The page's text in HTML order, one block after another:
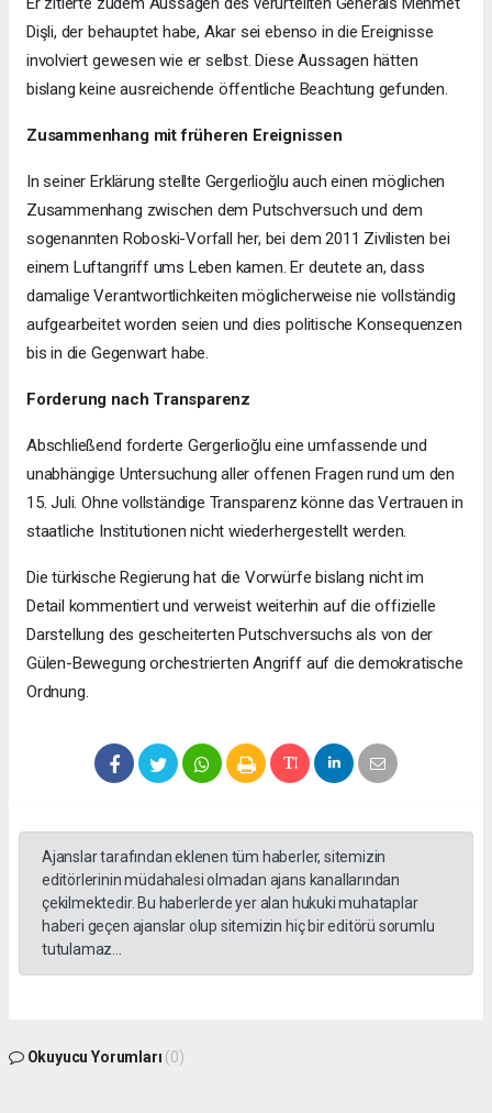
Dişli, der behauptet habe, Akar sei ebenso in die Ereignisse
involviert gewesen wie er selbst. Diese Aussagen hätten
bislang keine ausreichende öffentliche Beachtung gefunden.
Zusammenhang mit früheren Ereignissen
In seiner Erklärung stellte Gergerlioğlu auch einen möglichen
Zusammenhang zwischen dem Putschversuch und dem
sogenannten Roboski-Vorfall her, bei dem 2011 Zivilisten bei
einem Luftangriff ums Leben kamen. Er deutete an, dass
damalige Verantwortlichkeiten möglicherweise nie vollständig
aufgearbeitet worden seien und dies politische Konsequenzen
bis in die Gegenwart habe.
Forderung nach Transparenz
Abschließend forderte Gergerlioğlu eine umfassende und
unabhängige Untersuchung aller offenen Fragen rund um den
15. Juli. Ohne vollständige Transparenz könne das Vertrauen in
staatliche Institutionen nicht wiederhergestellt werden.
Die türkische Regierung hat die Vorwürfe bislang nicht im
Detail kommentiert und verweist weiterhin auf die offizielle
Darstellung des gescheiterten Putschversuchs als von der
Gülen-Bewegung orchestrierten Angriff auf die demokratische
Ordnung.
Ajanslar tarafından eklenen tüm haberler, sitemizin
editörlerinin müdahalesi olmadan ajans kanallarından
çekilmektedir. Bu haberlerde yer alan hukuki muhataplar
haberi geçen ajanslar olup sitemizin hiç bir editörü sorumlu
tutulamaz...
Okuyucu Yorumları (0)